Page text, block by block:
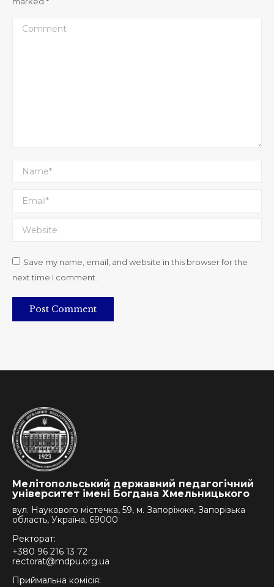
Comment
Name *
Email *
Website
Save my name, email, and website in this browser for the
next time I comment.
Post Comment
Мелітопольський державний педагогічний
університет імені Богдана Хмельницького
вул. Наукового містечка, 59, м. Запоріжжя, Запорізька
область, Україна, 69000
Ректорат:
+380 96 216 13 72
rectorat@mdpu.org.ua
Приймальна комісія: